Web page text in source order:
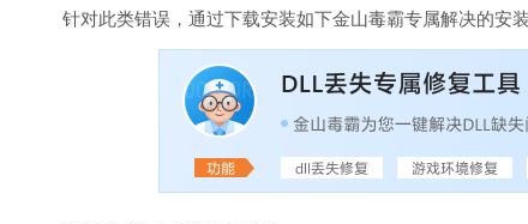
针对此类错误，通过下载安装如下金山毒霸专属解决的安